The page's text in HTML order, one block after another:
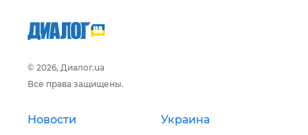
© 2026, Диалог.ua
Все права защищены.
Новости Украина